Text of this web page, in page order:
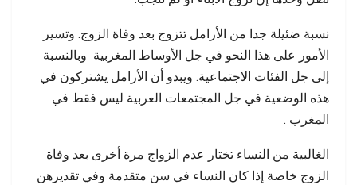
نسبة ضئيلة جدا من الأرامل تتزوج بعد وفاة الزوج. وتسير
الأمور على هذا النحو في جل الأوساط المغربية وبالنسبة
إلى جل الفئات الاجتماعية. ويبدو أن الأرامل يشتركون في
هذه الوضعية في جل المجتمعات العربية ليس فقط في
المغرب .
الغالبية من النساء تختار عدم الزواج مرة أخرى بعد وفاة
الزوج خاصة إذا كان النساء في سن متقدمة وفي تقديرهن